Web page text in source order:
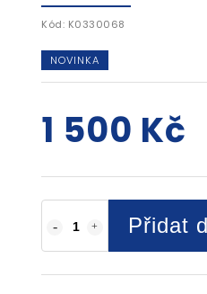
Kód: K0330068
NOVINKA
1 500 Kč
Přidat